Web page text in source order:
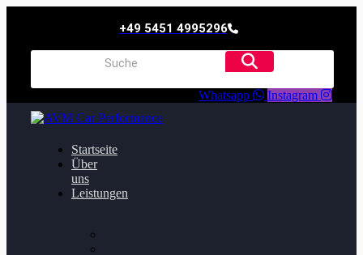
+49 5451 4995296
Whatsapp Instagram
Startseite
Über
uns
Leistungen